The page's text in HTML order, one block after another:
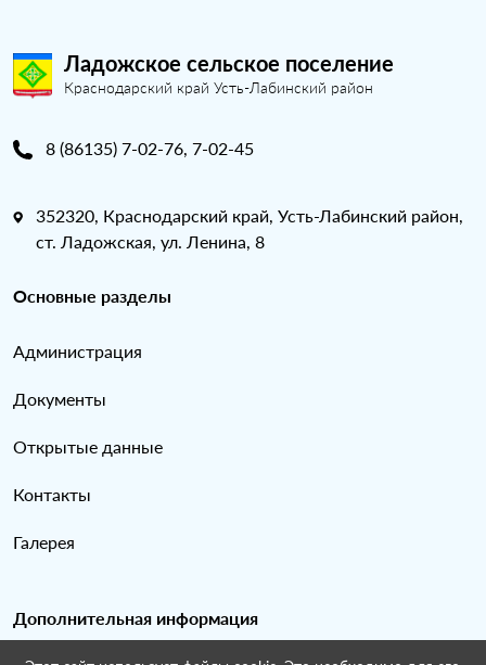
Ладожское сельское поселение
Краснодарский край Усть-Лабинский район
8 (86135) 7-02-76, 7-02-45
352320, Краснодарский край, Усть-Лабинский район,
ст. Ладожская, ул. Ленина, 8
Основные разделы
Администрация
Документы
Открытые данные
Контакты
Галерея
Дополнительная информация